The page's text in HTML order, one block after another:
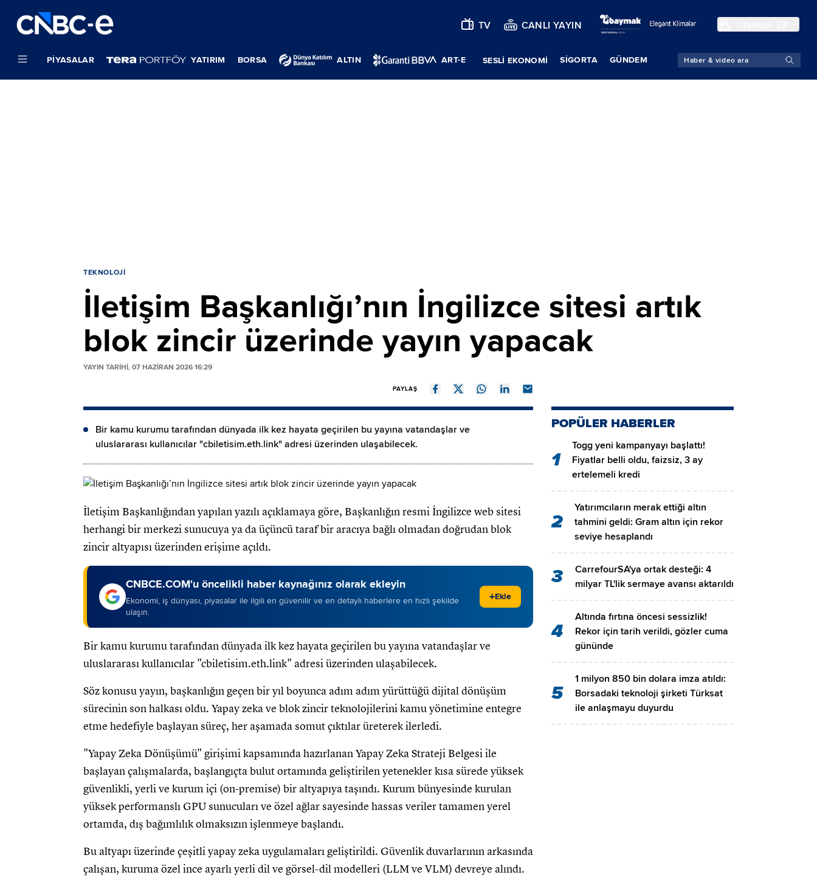
TV CANLI YAYIN
PIYASALAR YATIRIM BORSA ALTIN ART-E SESLİ EKONOMİ SIGORTA GÜNDEM
TEKNOLOJI
İletişim Başkanlığı’nın İngilizce sitesi artık
blok zincir üzerinde yayın yapacak
YAYIN TARİHİ, 07 HAZIRAN 2026 16:29
PAYLAŞ
Bir kamu kurumu tarafından dünyada ilk kez hayata geçirilen bu yayına vatandaşlar ve
uluslararası kullanıcılar "cbiletisim.eth.link" adresi üzerinden ulaşabilecek.
İletişim Başkanlığından yapılan yazılı açıklamaya göre, Başkanlığın resmi İngilizce web sitesi
herhangi bir merkezi sunucuya ya da üçüncü taraf bir aracıya bağlı olmadan doğrudan blok
zincir altyapısı üzerinden erişime açıldı.
CNBCE.COM'u öncelikli haber kaynağınız olarak ekleyin
Ekonomi, iş dünyası, piyasalar ile ilgili en güvenilir ve en detaylı haberlere en hızlı şekilde
ulaşın.
+Ekle
Bir kamu kurumu tarafından dünyada ilk kez hayata geçirilen bu yayına vatandaşlar ve
uluslararası kullanıcılar "cbiletisim.eth.link" adresi üzerinden ulaşabilecek.
Söz konusu yayın, başkanlığın geçen bir yıl boyunca adım adım yürüttüğü dijital dönüşüm
sürecinin son halkası oldu. Yapay zeka ve blok zincir teknolojilerini kamu yönetimine entegre
etme hedefiyle başlayan süreç, her aşamada somut çıktılar üreterek ilerledi.
"Yapay Zeka Dönüşümü" girişimi kapsamında hazırlanan Yapay Zeka Strateji Belgesi ile
başlayan çalışmalarda, başlangıçta bulut ortamında geliştirilen yetenekler kısa sürede yüksek
güvenlikli, yerli ve kurum içi (on-premise) bir altyapıya taşındı. Kurum bünyesinde kurulan
yüksek performanslı GPU sunucuları ve özel ağlar sayesinde hassas veriler tamamen yerel
ortamda, dış bağımlılık olmaksızın işlenmeye başlandı.
Bu altyapı üzerinde çeşitli yapay zeka uygulamaları geliştirildi. Güvenlik duvarlarının arkasında
çalışan, kuruma özel ince ayarlı yerli dil ve görsel-dil modelleri (LLM ve VLM) devreye alındı.
POPÜLER HABERLER
1
Togg yeni kampanyayı başlattı!
Fiyatlar belli oldu, faizsiz, 3 ay
ertelemeli kredi
2
Yatırımcıların merak ettiği altın
tahmini geldi: Gram altın için rekor
seviye hesaplandı
3
CarrefourSA'ya ortak desteği: 4
milyar TL'lik sermaye avansı aktarıldı
4
Altında fırtına öncesi sessizlik!
Rekor için tarih verildi, gözler cuma
gününde
5
1 milyon 850 bin dolara imza atıldı:
Borsadaki teknoloji şirketi Türksat
ile anlaşmayu duyurdu